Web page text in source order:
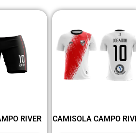
RIVER CAMISOLA CAMPO